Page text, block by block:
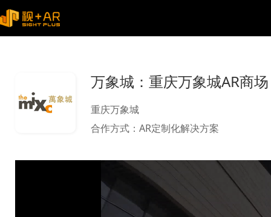
万象城：重庆万象城AR商场
重庆万象城
合作方式： AR定制化解决方案